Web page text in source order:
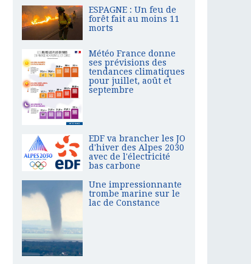
ESPAGNE : Un feu de
forêt fait au moins 11
morts
Météo France donne
ses prévisions des
tendances climatiques
pour juillet, août et
septembre
EDF va brancher les JO
d'hiver des Alpes 2030
avec de l'électricité
bas carbone
Une impressionnante
trombe marine sur le
lac de Constance